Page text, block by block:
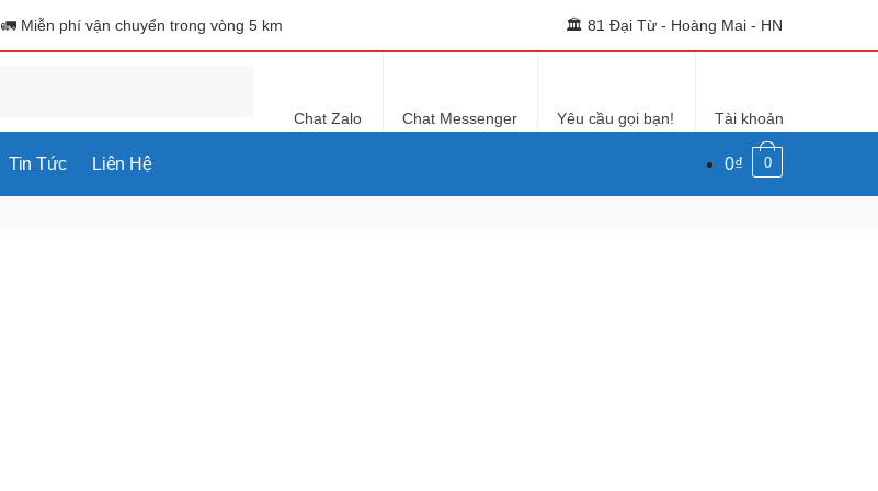
🚛 Miễn phí vận chuyển trong vòng 5 km 🏛 81 Đại Từ - Hoàng Mai - HN
Chat Zalo Chat Messenger Yêu cầu gọi bạn! Tài khoản
Tin Tức Liên Hệ 0₫ 0